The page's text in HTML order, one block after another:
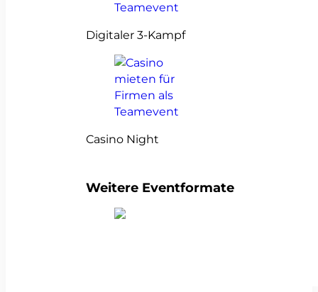
Digitaler 3-Kampf
Casino Night
Weitere Eventformate